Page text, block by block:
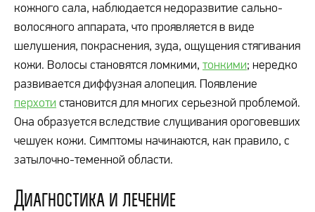
кожного сала, наблюдается недоразвитие сально-
волосяного аппарата, что проявляется в виде
шелушения, покраснения, зуда, ощущения стягивания
кожи. Волосы становятся ломкими, тонкими; нередко
развивается диффузная алопеция. Появление
перхоти становится для многих серьезной проблемой.
Она образуется вследствие слущивания ороговевших
чешуек кожи. Симптомы начинаются, как правило, с
затылочно-теменной области.
Диагностика и лечение